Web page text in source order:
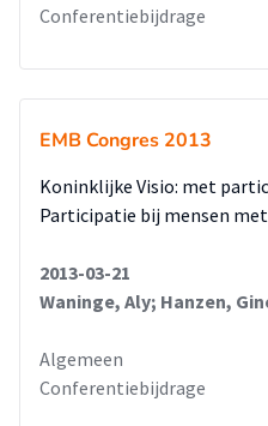
Conferentiebijdrage
EMB Congres 2013
Koninklijke Visio: met
Participatie bij mensen
2013-03-21
Waninge, Aly; Hanzen,
Algemeen
Conferentiebijdrage